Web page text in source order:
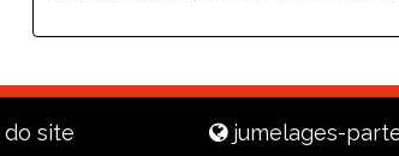
do site jumelages-